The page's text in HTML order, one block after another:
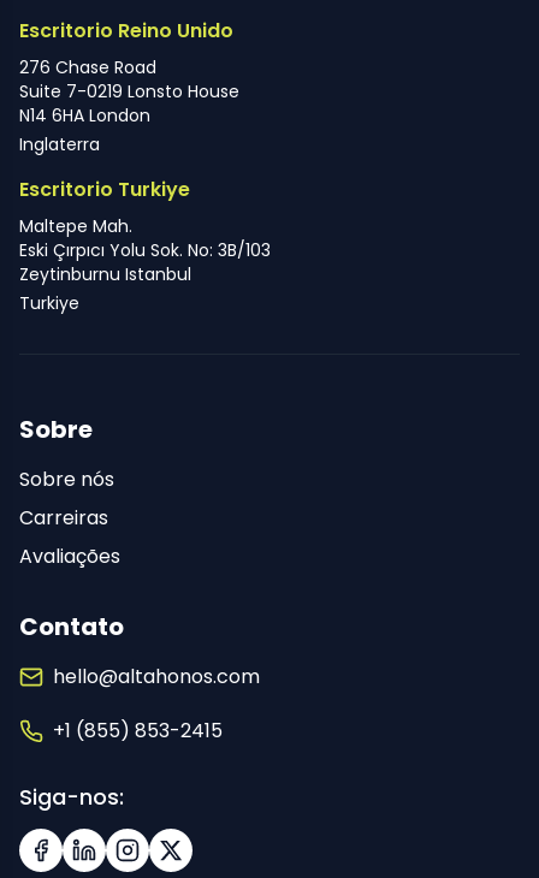
Escritorio Reino Unido
276 Chase Road
Suite 7-0219 Lonsto House
N14 6HA London
Inglaterra
Escritorio Turkiye
Maltepe Mah.
Eski Çırpıcı Yolu Sok. No: 3B/103
Zeytinburnu Istanbul
Turkiye
Sobre
Sobre nós
Carreiras
Avaliações
Contato
hello@altahonos.com
+1 (855) 853-2415
Siga-nos: